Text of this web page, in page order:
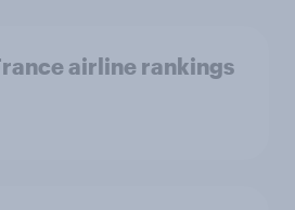
airline rankings